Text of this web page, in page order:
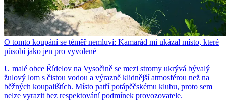
O tomto koupání se téměř nemluví: Kamarád mi ukázal místo, které
působí jako jen pro vyvolené
U malé obce Řídelov na Vysočině se mezi stromy ukrývá bývalý
žulový lom s čistou vodou a výrazně klidnější atmosférou než na
běžných koupalištích. Místo patří potápěčskému klubu, proto sem
nelze vyrazit bez respektování podmínek provozovatele.